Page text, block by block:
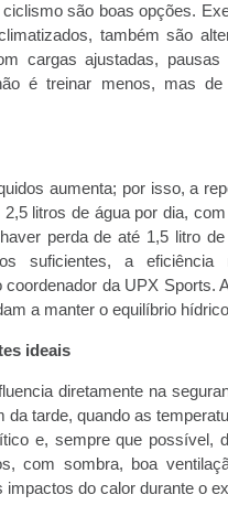
são boas opções.
também são
cargas ajustadas,
é treinar menos, mas
aumenta; por isso, a
litros de água por dia,
perda de até 1,5 litro
suficientes, a
coordenador da UPX
a manter o equilíbrio
ideais
diretamente na
da tarde, quando as
e, sempre que possível,
com sombra, boa
impactos do calor durante o